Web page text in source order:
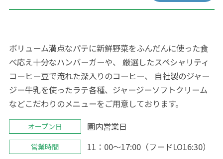
ボリューム満点なパテに新鮮野菜をふんだんに使った食
べ応え十分なハンバーガーや、 厳選したスペシャリティ
コーヒー豆で淹れた深入りのコーヒー、 自社製のジャー
ジー牛乳を使ったラテ各種、ジャージーソフトクリーム
などこだわりのメニューをご用意しております。
オープン日 園内営業日
営業時間 11：00～17:00（フードLO16:30）